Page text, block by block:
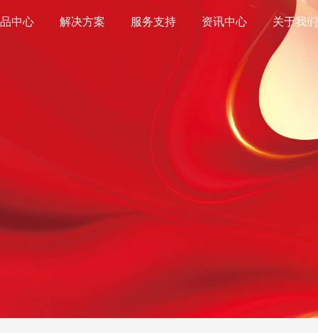
中心 解决方案 服务支持 资讯中心 关于我们